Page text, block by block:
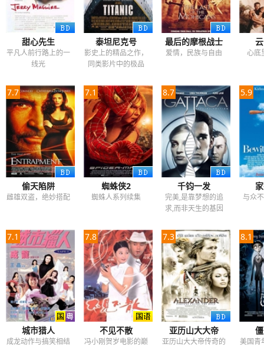
甜心先生
平凡人前行路上的一
线光
泰坦尼克号
影史上的精品之作，
同类影片中的极品
最后的摩根战士
爱情，民族与自由 心底
7.7
偷天陷阱
雌雄双盗，绝妙搭配
7.1
蜘蛛侠2
蜘蛛人系列续集
8.7
千钧一发
完美,是靠梦想的追
求,而非天生的基因
5.9
与众
7.1
城市猎人
成龙动作与搞笑相结
7.8
不见不散
冯小刚贺岁电影的巅
7.3
亚历山大大帝
亚历山大大帝传奇的
8.1
美国青